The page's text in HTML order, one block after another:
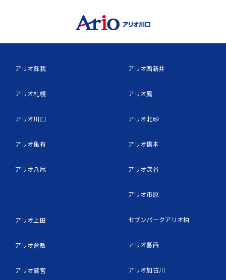
アリオ蘇我
アリオ札幌
アリオ川口
アリオ亀有
アリオ八尾
アリオ上田
アリオ倉敷
アリオ鷲宮
アリオ西新井
アリオ鳳
アリオ北砂
アリオ橋本
アリオ深谷
アリオ市原
セブンパークアリオ柏
アリオ葛西
アリオ加古川